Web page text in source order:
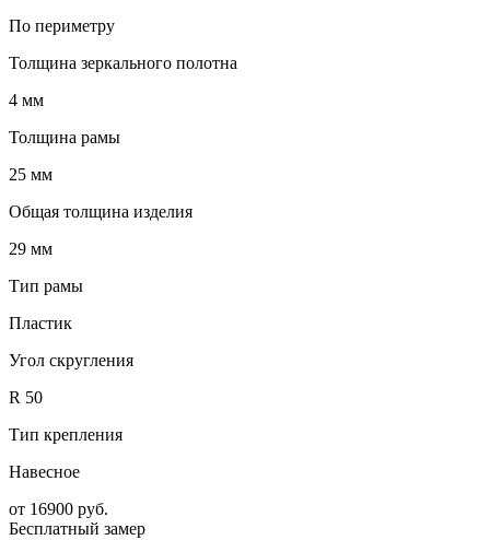
По периметру
Толщина зеркального полотна
4 мм
Толщина рамы
25 мм
Общая толщина изделия
29 мм
Тип рамы
Пластик
Угол скругления
R 50
Тип крепления
Навесное
от 16900 руб.
Бесплатный замер